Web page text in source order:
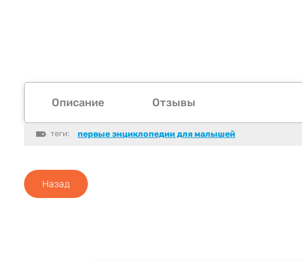
Описание Отзывы
теги: первые энциклопедии для малышей
Назад